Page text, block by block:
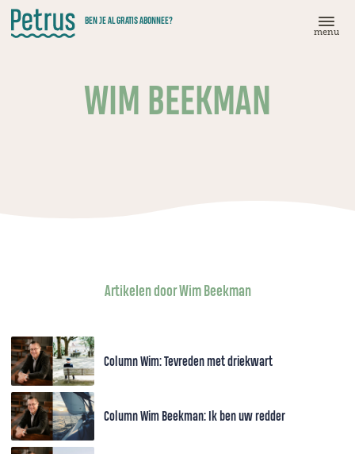
Doorgaan
naar
hoofdinhoud
BEN JE AL GRATIS ABONNEE?
menu
WIM BEEKMAN
Artikelen door Wim Beekman
Column Wim: Tevreden met driekwart
Column Wim Beekman: Ik ben uw redder